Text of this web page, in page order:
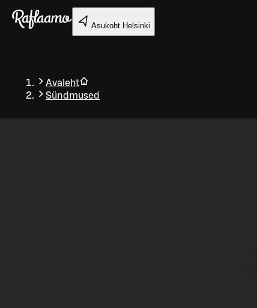
Liigu peamise sisu juurde
Asukoht Helsinki
Avaleht
Sündmused
Tagasi